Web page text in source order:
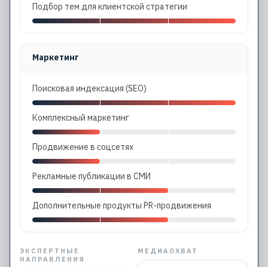
Подбор тем для клиентской стратегии
Маркетинг
Поисковая индексация (SEO)
Комплексный маркетинг
Продвижение в соцсетях
Рекламные публикации в СМИ
Дополнительные продукты PR-продвижения
ЭКСПЕРТНЫЕ
НАПРАВЛЕНИЯ
МЕДИАОХВАТ